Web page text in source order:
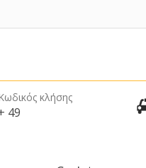
κλήσης
49